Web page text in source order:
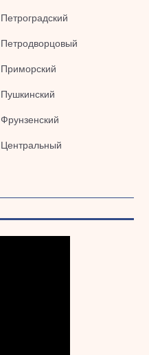
Петроградский
Петродворцовый
Приморский
Пушкинский
Фрунзенский
Центральный